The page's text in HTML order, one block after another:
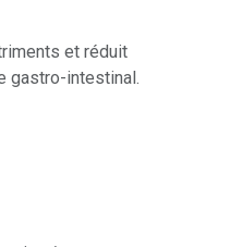
et réduit
gastro-intestinal.